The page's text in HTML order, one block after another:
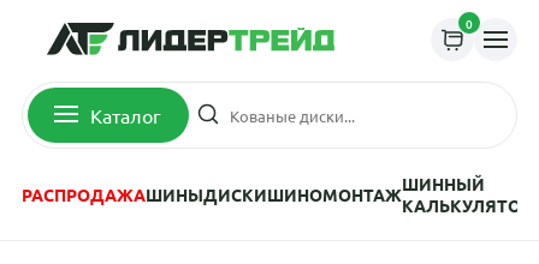
0
Каталог
РАСПРОДАЖАШИНЫДИСКИШИНОМОНТАЖШИННЫЙ
КАЛЬКУЛЯТОР